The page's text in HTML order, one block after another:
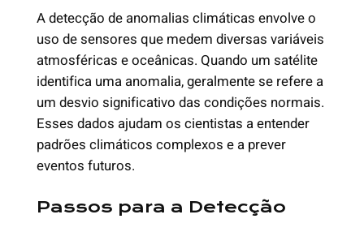
A detecção de anomalias climáticas envolve o
uso de sensores que medem diversas variáveis
atmosféricas e oceânicas. Quando um satélite
identifica uma anomalia, geralmente se refere a
um desvio significativo das condições normais.
Esses dados ajudam os cientistas a entender
padrões climáticos complexos e a prever
eventos futuros.
Passos para a Detecção